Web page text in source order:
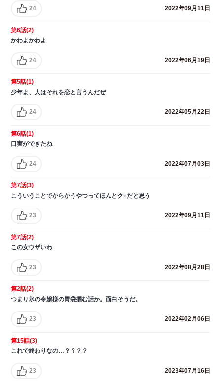
24 2022年09月11日
第6話(2)
かわよかわよ
24 2022年06月19日
第5話(1)
少年よ、人はそれを恋と言うんだぜ
24 2022年05月22日
第6話(1)
口実ができたね
24 2022年07月03日
第7話(3)
こういうことでからかうやつってほんとク○だと思う
23 2022年09月11日
第7話(2)
この女ウザいわ
23 2022年08月28日
第2話(2)
つまり氷の令嬢様の胃袋掴む話か。面白そうだ。
23 2022年02月06日
第15話(3)
これで終わりなの…？？？？
23 2023年07月16日